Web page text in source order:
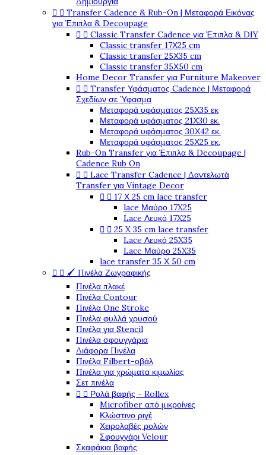
  Transfer Cadence & Rub-On | Μεταφορά Εικόνας
για Έπιπλα & Decoupage
  Classic Transfer Cadence για Έπιπλα & DIY
Classic transfer 17Χ25 cm
Classic transfer 25Χ35 cm
Classic transfer 35Χ50 cm
Home Decor Transfer για Furniture Makeover
  Transfer Υφάσματος Cadence | Μεταφορά
Σχεδίων σε Ύφασμα
Μεταφορά υφάσματος 25Χ35 εκ
Μεταφορά υφάσματος 21Χ30 εκ.
Μεταφορά υφάσματος 30Χ42 εκ.
Μεταφορά υφάσματος 25Χ25 εκ.
Rub-On Transfer για Έπιπλα & Decoupage |
Cadence Rub On
  Lace Transfer Cadence | Δαντελωτά
Transfer για Vintage Decor
  17 Χ 25 cm lace transfer
lace Μαύρο 17X25
Lace Λευκό 17X25
  25 X 35 cm lace transfer
Lace Λευκό 25X35
Lace Μαύρο 25X35
lace transfer 35 Χ 50 cm
  🖌️ Πινέλα Ζωγραφικής
Πινέλα πλακέ
Πινέλα Contour
Πινέλα One Stroke
Πινέλα φυλλά χρυσού
Πινέλα για Stencil
Πινέλα σφουγγάρια
Διάφορα Πινέλα
Πινέλα Filbert-οβάλ
Πινέλα για χρώματα κιμωλίας
Σετ πινέλα
  Ρολά βαφής - Rollex
Microfiber από μικροίνες
Κλώστινο ριγέ
Χειρολαβές ρολών
Σφουγγάρι Velour
Σκαφάκια βαφής